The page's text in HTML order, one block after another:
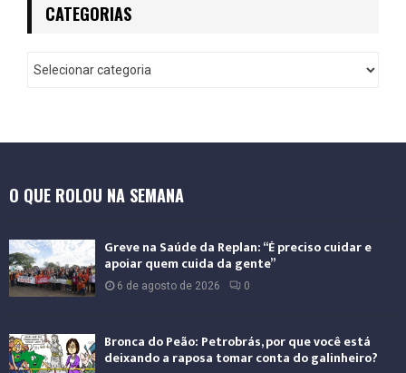
CATEGORIAS
O QUE ROLOU NA SEMANA
Greve na Saúde da Replan: “É preciso cuidar e
apoiar quem cuida da gente”
6 de agosto de 2026 0
Bronca do Peão: Petrobrás, por que você está
deixando a raposa tomar conta do galinheiro?